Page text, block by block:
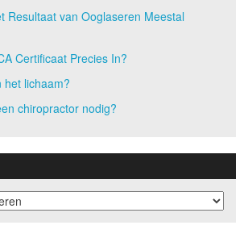
Resultaat van Ooglaseren Meestal
Certificaat Precies In?
het lichaam?
chiropractor nodig?